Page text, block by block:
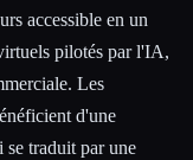
accessible en un
pilotés par l'IA,
Les
d'une
se traduit par une